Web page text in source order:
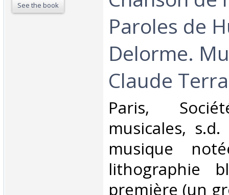
See the book
Paroles de
Delorme.
Claude
‎Paris,
musicales,
musique
lithographie
première (un